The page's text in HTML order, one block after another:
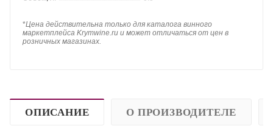
*Цена действительна только для каталога винного
маркетплейса Krymwine.ru и может отличаться от цен в
розничных магазинах.
ОПИСАНИЕ О ПРОИЗВОДИТЕЛЕ